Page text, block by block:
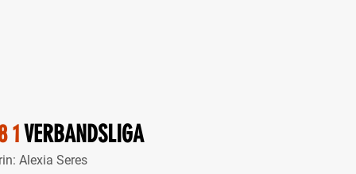
1VERBANDSLIGA
Alexia Seres